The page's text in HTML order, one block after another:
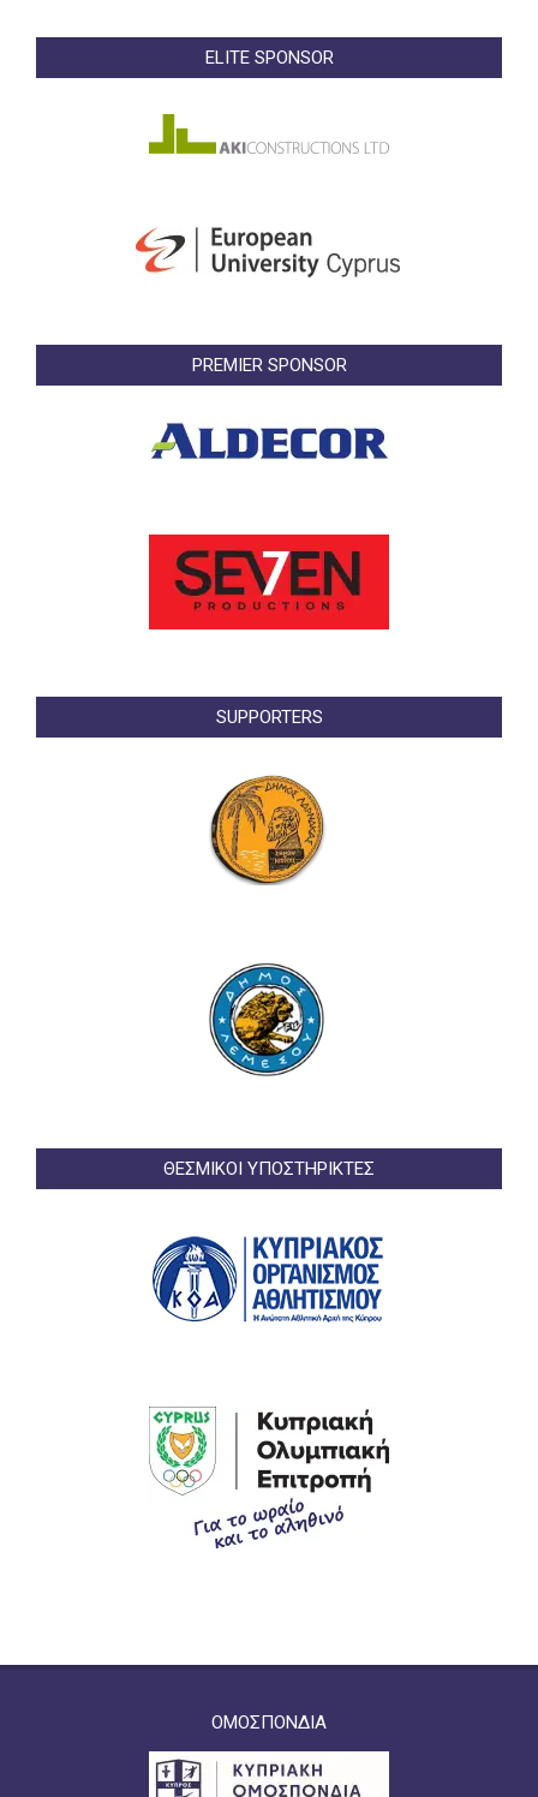
ELITE SPONSOR
PREMIER SPONSOR
SUPPORTERS
ΘΕΣΜΙΚΟΙ ΥΠΟΣΤΗΡΙΚΤΕΣ
ΟΜΟΣΠΟΝΔΙΑ